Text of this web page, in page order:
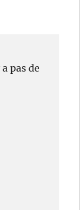
pas de